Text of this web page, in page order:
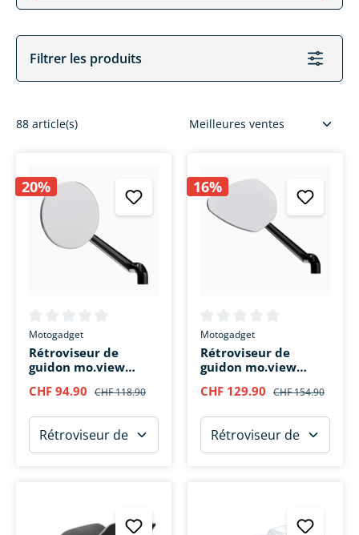
Filtrer les produits
88 article(s)
20%
Note moyenne de 0 sur 5 étoiles
Motogadget
Rétroviseur de
guidon mo.view
CHF 94.90 CHF 118.90
16%
Note moyenne de 0 sur 5
Motogadget
Rétroviseur de
guidon mo.view
CHF 129.90 CHF 154.90